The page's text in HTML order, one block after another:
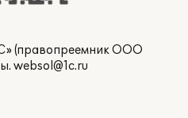
(правопреемник ООО
websol@1c.ru